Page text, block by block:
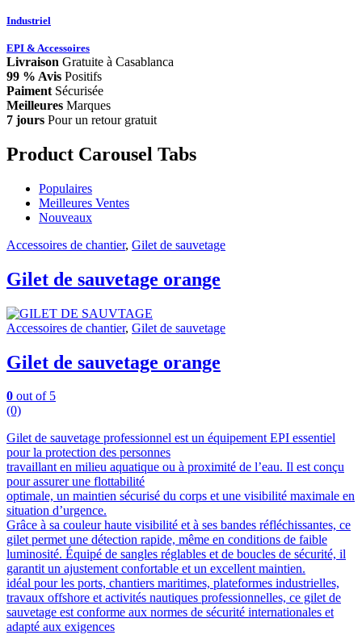
Industriel
EPI & Accessoires
Livraison Gratuite à Casablanca
99 % Avis Positifs
Paiment Sécurisée
Meilleures Marques
7 jours Pour un retour gratuit
Product Carousel Tabs
Populaires
Meilleures Ventes
Nouveaux
Accessoires de chantier, Gilet de sauvetage
Gilet de sauvetage orange
Accessoires de chantier, Gilet de sauvetage
Gilet de sauvetage orange
0 out of 5
(0)
Gilet de sauvetage professionnel est un équipement EPI essentiel
pour la protection des personnes
travaillant en milieu aquatique ou à proximité de l’eau. Il est conçu
pour assurer une flottabilité
optimale, un maintien sécurisé du corps et une visibilité maximale en
situation d’urgence.
Grâce à sa couleur haute visibilité et à ses bandes réfléchissantes, ce
gilet permet une détection rapide, même en conditions de faible
luminosité. Équipé de sangles réglables et de boucles de sécurité, il
garantit un ajustement confortable et un excellent maintien.
idéal pour les ports, chantiers maritimes, plateformes industrielles,
travaux offshore et activités nautiques professionnelles, ce gilet de
sauvetage est conforme aux normes de sécurité internationales et
adapté aux exigences